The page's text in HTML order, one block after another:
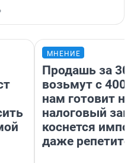
МНЕНИЕ
Продашь за
возьмут с
нам готовит
налоговый
коснется
даже